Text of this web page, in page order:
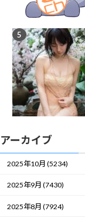
アーカイブ
2025年10月 (5234)
2025年9月 (7430)
2025年8月 (7924)